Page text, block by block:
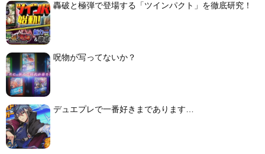
轟破と極弾で登場する「ツインパクト」を徹底研究！
呪物が写ってないか？
デュエプレで一番好きまであります…